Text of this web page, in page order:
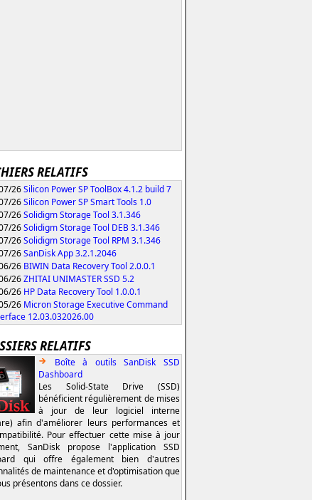
RELATIFS
26Silicon Power SP ToolBox 4.1.2 build 7
26Silicon Power SP Smart Tools 1.0
26Solidigm Storage Tool 3.1.346
26Solidigm Storage Tool DEB 3.1.346
26Solidigm Storage Tool RPM 3.1.346
26SanDisk App 3.2.1.2046
26 BIWIN Data Recovery Tool 2.0.0.1
26ZHITAI UNIMASTER SSD 5.2
26 HP Data Recovery Tool 1.0.0.1
26 Micron Storage Executive Command
12.03.032026.00
RELATIFS
Boîte à outils SanDisk SSD
Dashboard
Les Solid-State Drive (SSD)
bénéficient régulièrement de mises
à jour de leur logiciel interne
afin d'améliorer leurs performances et
Pour effectuer cette mise à jour
SanDisk propose l'application SSD
qui offre également bien d'autres
de maintenance et d'optimisation que
présentons dans ce dossier.